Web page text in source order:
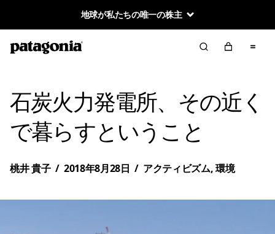
地球が私たちの唯一の株主
石炭火力発電所、その近く
で暮らすということ
桃井 貴子 / 2018年8月28日 / アクティビズム,環境